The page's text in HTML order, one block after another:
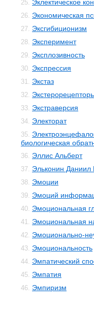
25. Эклектическое
26. Экономическая
27. Эксгибиционизм
28. Эксперимент
29. Эксплозивность
30. Экспрессия
31. Экстаз
32.
33. Экстраверсия
34. Электорат
35.
биологическая
36. Эллис Альберт
37. Эльконин Даниил
38. Эмоции
39. Эмоций
40. Эмоциональная
41. Эмоциональная
42. Эмоционально-
43. Эмоциональность
44. Эмпатический
45. Эмпатия
46. Эмпиризм